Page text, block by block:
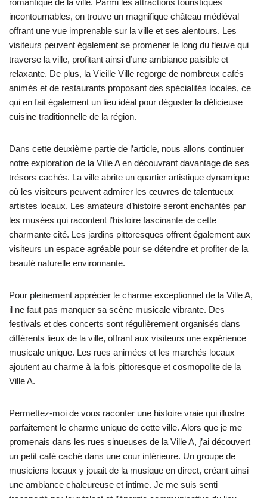
incontournables, on trouve un magnifique château médiéval
offrant une vue imprenable sur la ville et ses alentours. Les
visiteurs peuvent également se promener le long du fleuve qui
traverse la ville, profitant ainsi d’une ambiance paisible et
relaxante. De plus, la Vieille Ville regorge de nombreux cafés
animés et de restaurants proposant des spécialités locales, ce
qui en fait également un lieu idéal pour déguster la délicieuse
cuisine traditionnelle de la région.
Dans cette deuxième partie de l’article, nous allons continuer
notre exploration de la Ville A en découvrant davantage de ses
trésors cachés. La ville abrite un quartier artistique dynamique
où les visiteurs peuvent admirer les œuvres de talentueux
artistes locaux. Les amateurs d’histoire seront enchantés par
les musées qui racontent l’histoire fascinante de cette
charmante cité. Les jardins pittoresques offrent également aux
visiteurs un espace agréable pour se détendre et profiter de la
beauté naturelle environnante.
Pour pleinement apprécier le charme exceptionnel de la Ville A,
il ne faut pas manquer sa scène musicale vibrante. Des
festivals et des concerts sont régulièrement organisés dans
différents lieux de la ville, offrant aux visiteurs une expérience
musicale unique. Les rues animées et les marchés locaux
ajoutent au charme à la fois pittoresque et cosmopolite de la
Ville A.
Permettez-moi de vous raconter une histoire vraie qui illustre
parfaitement le charme unique de cette ville. Alors que je me
promenais dans les rues sinueuses de la Ville A, j’ai découvert
un petit café caché dans une cour intérieure. Un groupe de
musiciens locaux y jouait de la musique en direct, créant ainsi
une ambiance chaleureuse et intime. Je me suis senti